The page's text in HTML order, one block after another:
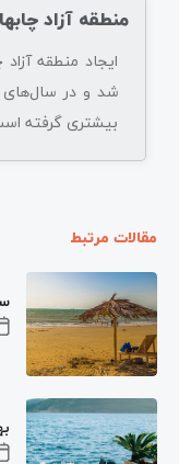
منطقه آزاد
ایجاد منطقه
شد و در
بیشتری گرفته
مقالات مرتبط